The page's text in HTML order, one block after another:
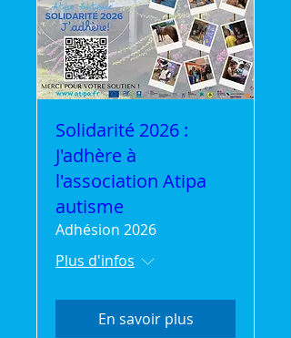
Solidarité 2026 :
J'adhère à
l'association Atipa
autisme
Adhésion 2026
Plus d'infos
En savoir plus